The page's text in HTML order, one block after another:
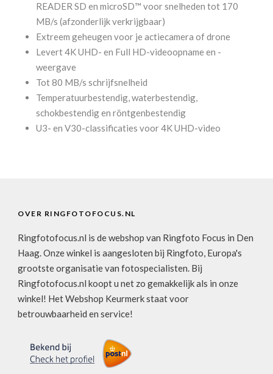
READER SD en microSD™ voor snelheden tot 170
MB/s (afzonderlijk verkrijgbaar)
Extreem geheugen voor je actiecamera of drone
Levert 4K UHD- en Full HD-videoopname en -
weergave
Tot 80 MB/s schrijfsnelheid
Temperatuurbestendig, waterbestendig,
schokbestendig en röntgenbestendig
U3- en V30-classificaties voor 4K UHD-video
OVER RINGFOTOFOCUS.NL
Ringfotofocus.nl is de webshop van Ringfoto Focus in Den
Haag. Onze winkel is aangesloten bij Ringfoto, Europa's
grootste organisatie van fotospecialisten. Bij
Ringfotofocus.nl koopt u net zo gemakkelijk als in onze
winkel! Het Webshop Keurmerk staat voor
betrouwbaarheid en service!